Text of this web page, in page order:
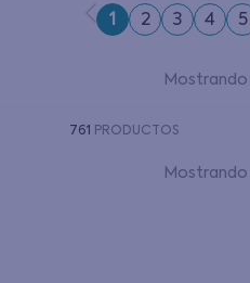
1 2 3 4 5
Mostrando
761 PRODUCTOS
Mostrando